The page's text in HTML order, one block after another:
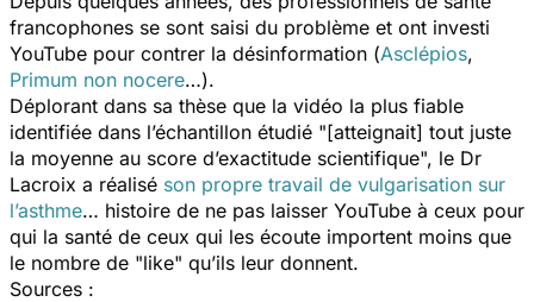
francophones se sont saisi du problème et ont investi
YouTube pour contrer la désinformation (Asclépios,
Primum non nocere…).
Déplorant dans sa thèse que la vidéo la plus fiable
identifiée dans l’échantillon étudié "[atteignait] tout juste
la moyenne au score d’exactitude scientifique", le Dr
Lacroix a réalisé son propre travail de vulgarisation sur
l’asthme… histoire de ne pas laisser YouTube à ceux pour
qui la santé de ceux qui les écoute importent moins que
le nombre de "like" qu’ils leur donnent.
Sources :